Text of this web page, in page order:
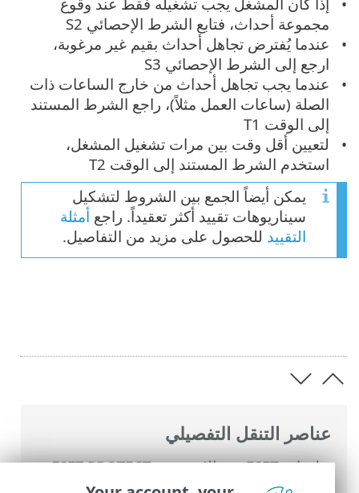
عناصر التنقل التفصيلي
تعليمات ESET عبر الإنترنت >
ESET PROTECT
On-Prem
استخدام ‎ESET PROTECT On-
مجموعة أحداث، فتابع الشرط الإحصائي S2
عندما يُفترض تجاهل أحداث بقيم غير مرغوبة،
ارجع إلى الشرط الإحصائي S3
عندما يجب تجاهل أحداث من خارج الساعات ذات
الصلة (ساعات العمل مثلاً)، راجع الشرط المستند
إلى الوقت T1
لتعيين أقل وقت بين مرات تشغيل المشغل،
استخدم الشرط المستند إلى الوقت T2
يمكن أيضاً الجمع بين الشروط لتشكيل
سيناريوهات تقييد أكثر تعقيداً. راجع أمثلة
التقييد للحصول على مزيد من التفاصيل.